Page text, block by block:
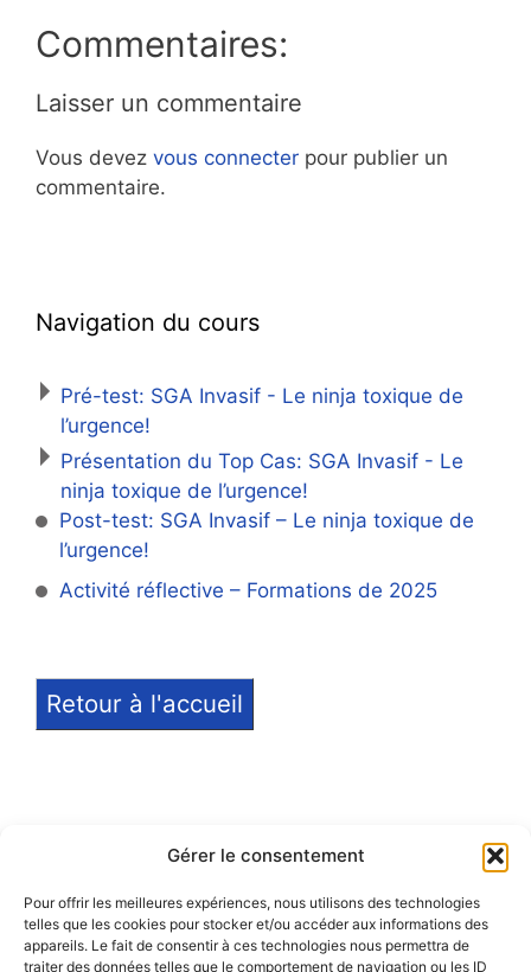
Gérer le consentement
Pour offrir les meilleures expériences, nous utilisons des technologies
telles que les cookies pour stocker et/ou accéder aux informations des
appareils. Le fait de consentir à ces technologies nous permettra de
traiter des données telles que le comportement de navigation ou les ID
Commentaires:
Laisser un commentaire
Vous devez vous connecter pour publier un
commentaire.
Navigation du cours
Pré-test: SGA Invasif - Le ninja toxique de
l’urgence!
Présentation du Top Cas: SGA Invasif - Le
ninja toxique de l’urgence!
Post-test: SGA Invasif – Le ninja toxique de
l’urgence!
Activité réflective – Formations de 2025
Retour à l'accueil
Notice légale